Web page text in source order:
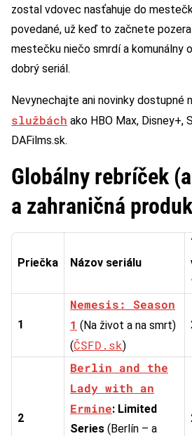
zostal vdovec nasťahuje do
povedané, už keď to začnete
mestečku niečo smrdí a komunálny
dobrý seriál.
Nevynechajte ani novinky dostupné
službách ako HBO Max, Disney+,
DAFilms.sk.
Globálny rebríček
a zahraničná
Priečka Názov seriálu
1
Nemesis: Season
1 (Na život a na smrt)
(ČSFD.sk)
2
Berlin and the
Lady with an
Ermine: Limited
Series (Berlín – a